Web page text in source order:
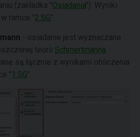
(zakładka "Osiadania"). Wyniki
ramce "2.SG".
- osiadanie jest wyznaczane
teorii Schmertmanna
są łącznie z wynikami obliczenia
"1.SG".